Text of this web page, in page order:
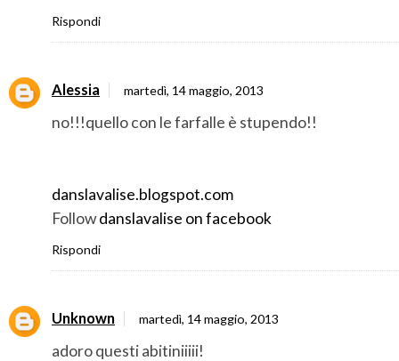
Rispondi
Alessia martedì, 14 maggio, 2013
no!!!quello con le farfalle è stupendo!!
danslavalise.blogspot.com
Followdanslavalise on facebook
Rispondi
Unknown martedì, 14 maggio, 2013
adoro questi abitiniiiii!